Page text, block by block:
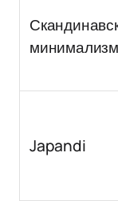
минимализм
Japandi